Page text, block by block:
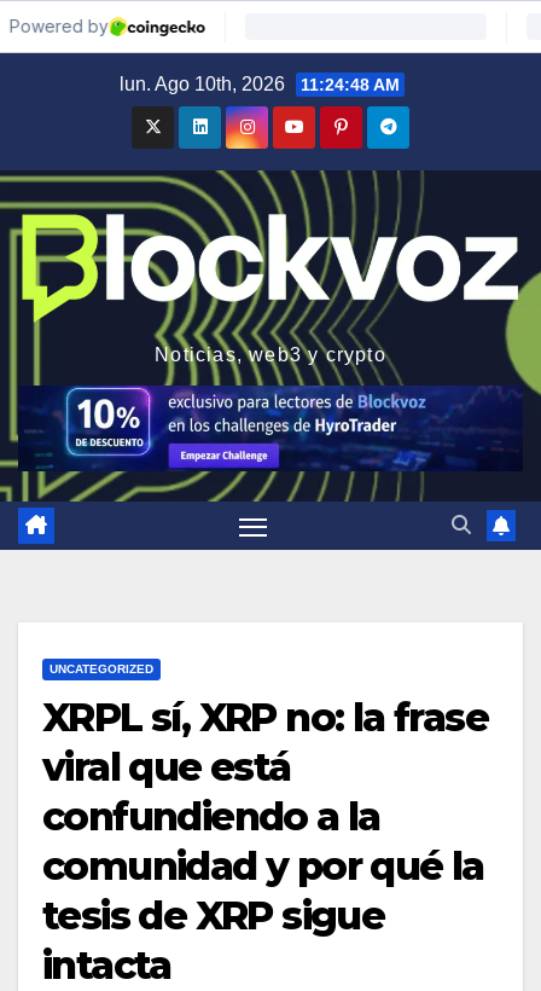
lun. Ago 10th, 2026 11:24:50 AM
Noticias, web3 y crypto
UNCATEGORIZED
XRPL sí, XRP no: la frase
viral que está
confundiendo a la
comunidad y por qué la
tesis de XRP sigue
intacta